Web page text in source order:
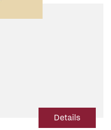
Details